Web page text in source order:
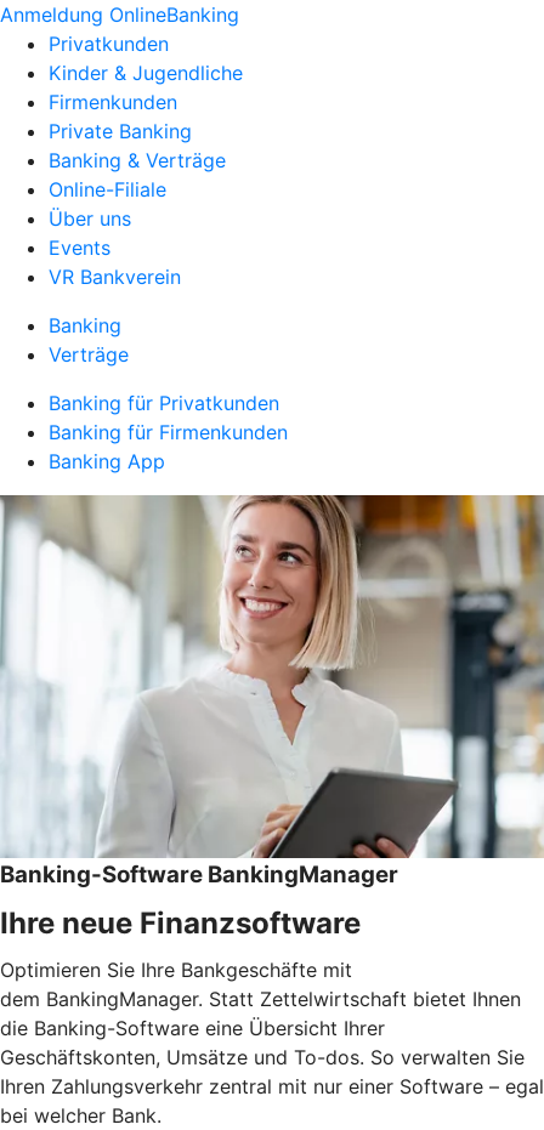
Anmeldung OnlineBanking
Privatkunden
Kinder & Jugendliche
Firmenkunden
Private Banking
Banking & Verträge
Online-Filiale
Über uns
Events
VR Bankverein
Banking
Verträge
Banking für Privatkunden
Banking für Firmenkunden
Banking App
Banking-Software BankingManager
Ihre neue Finanzsoftware
Optimieren Sie Ihre Bankgeschäfte mit
dem BankingManager. Statt Zettelwirtschaft bietet Ihnen
die Banking-Software eine Übersicht Ihrer
Geschäftskonten, Umsätze und To-dos. So verwalten Sie
Ihren Zahlungsverkehr zentral mit nur einer Software – egal
bei welcher Bank.